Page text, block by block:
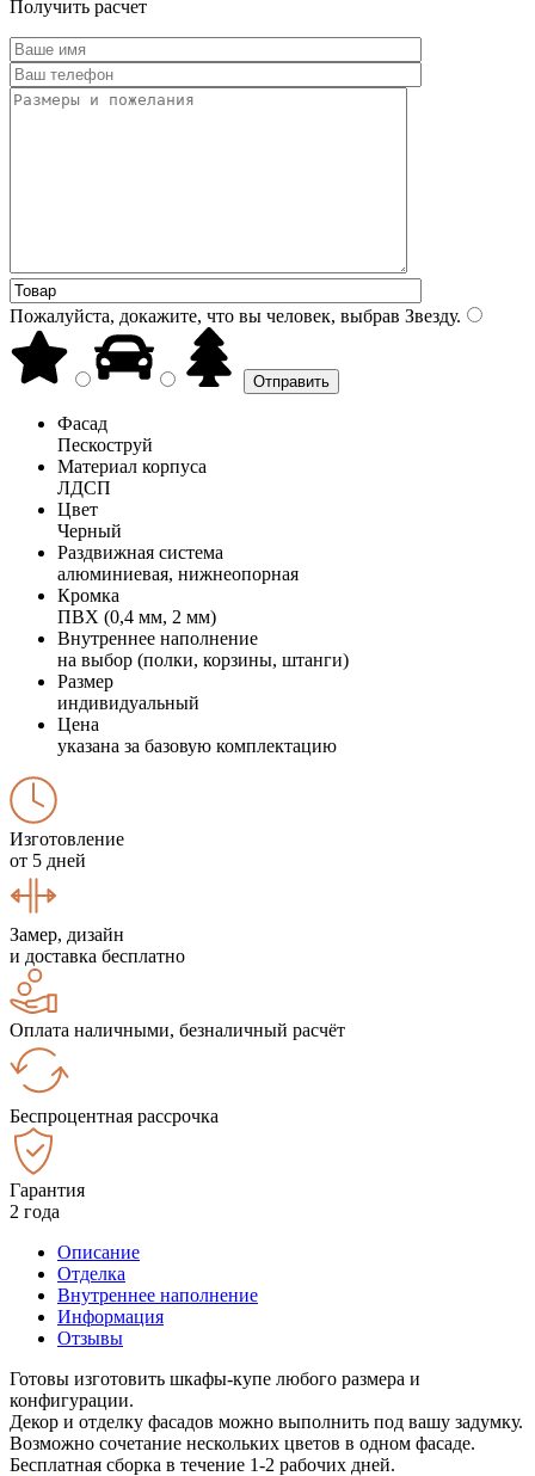
Получить расчет
Пожалуйста, докажите, что вы человек, выбрав Звезду.
Фасад
Пескоструй
Материал корпуса
ЛДСП
Цвет
Черный
Раздвижная система
алюминиевая, нижнеопорная
Кромка
ПВХ (0,4 мм, 2 мм)
Внутреннее наполнение
на выбор (полки, корзины, штанги)
Размер
индивидуальный
Цена
указана за базовую комплектацию
Изготовление
от 5 дней
Замер, дизайн
и доставка бесплатно
Оплата наличными, безналичный расчёт
Беспроцентная рассрочка
Гарантия
2 года
Описание
Отделка
Внутреннее наполнение
Информация
Отзывы
Готовы изготовить шкафы-купе любого размера и
конфигурации.
Декор и отделку фасадов можно выполнить под вашу задумку.
Возможно сочетание нескольких цветов в одном фасаде.
Бесплатная сборка в течение 1-2 рабочих дней.